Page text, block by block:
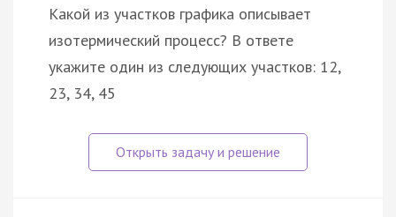
Какой из участков графика описывает
изотермический процесс? В ответе
укажите один из следующих участков: 12,
23, 34, 45